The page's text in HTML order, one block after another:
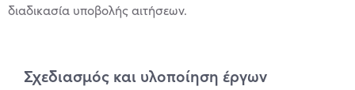
διαδικασία υποβολής αιτήσεων.
Σχεδιασμός και υλοποίηση έργων